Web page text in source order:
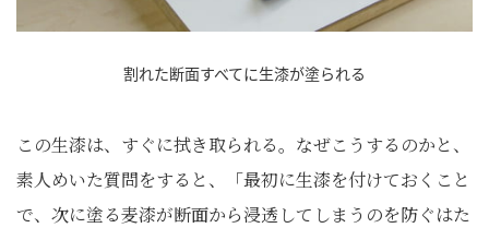
割れた断面すべてに生漆が塗られる
この生漆は、すぐに拭き取られる。なぜこうするのかと、
素人めいた質問をすると、「最初に生漆を付けておくこと
で、次に塗る麦漆が断面から浸透してしまうのを防ぐはた